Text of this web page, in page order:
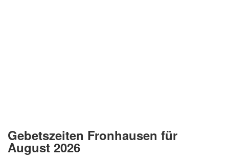
Gebetszeiten Fronhausen für
August 2026